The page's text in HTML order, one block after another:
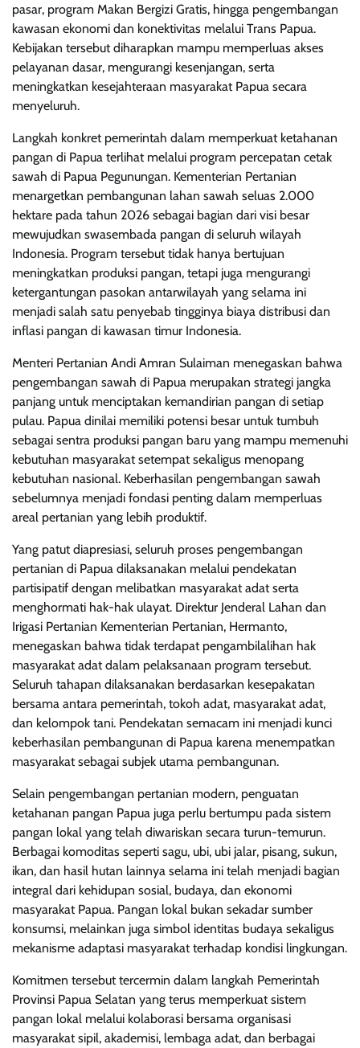
pasar, program Makan Bergizi Gratis, hingga pengembangan
kawasan ekonomi dan konektivitas melalui Trans Papua.
Kebijakan tersebut diharapkan mampu memperluas akses
pelayanan dasar, mengurangi kesenjangan, serta
meningkatkan kesejahteraan masyarakat Papua secara
menyeluruh.
Langkah konkret pemerintah dalam memperkuat ketahanan
pangan di Papua terlihat melalui program percepatan cetak
sawah di Papua Pegunungan. Kementerian Pertanian
menargetkan pembangunan lahan sawah seluas 2.000
hektare pada tahun 2026 sebagai bagian dari visi besar
mewujudkan swasembada pangan di seluruh wilayah
Indonesia. Program tersebut tidak hanya bertujuan
meningkatkan produksi pangan, tetapi juga mengurangi
ketergantungan pasokan antarwilayah yang selama ini
menjadi salah satu penyebab tingginya biaya distribusi dan
inflasi pangan di kawasan timur Indonesia.
Menteri Pertanian Andi Amran Sulaiman menegaskan bahwa
pengembangan sawah di Papua merupakan strategi jangka
panjang untuk menciptakan kemandirian pangan di setiap
pulau. Papua dinilai memiliki potensi besar untuk tumbuh
sebagai sentra produksi pangan baru yang mampu memenuhi
kebutuhan masyarakat setempat sekaligus menopang
kebutuhan nasional. Keberhasilan pengembangan sawah
sebelumnya menjadi fondasi penting dalam memperluas
areal pertanian yang lebih produktif.
Yang patut diapresiasi, seluruh proses pengembangan
pertanian di Papua dilaksanakan melalui pendekatan
partisipatif dengan melibatkan masyarakat adat serta
menghormati hak-hak ulayat. Direktur Jenderal Lahan dan
Irigasi Pertanian Kementerian Pertanian, Hermanto,
menegaskan bahwa tidak terdapat pengambilalihan hak
masyarakat adat dalam pelaksanaan program tersebut.
Seluruh tahapan dilaksanakan berdasarkan kesepakatan
bersama antara pemerintah, tokoh adat, masyarakat adat,
dan kelompok tani. Pendekatan semacam ini menjadi kunci
keberhasilan pembangunan di Papua karena menempatkan
masyarakat sebagai subjek utama pembangunan.
Selain pengembangan pertanian modern, penguatan
ketahanan pangan Papua juga perlu bertumpu pada sistem
pangan lokal yang telah diwariskan secara turun-temurun.
Berbagai komoditas seperti sagu, ubi, ubi jalar, pisang, sukun,
ikan, dan hasil hutan lainnya selama ini telah menjadi bagian
integral dari kehidupan sosial, budaya, dan ekonomi
masyarakat Papua. Pangan lokal bukan sekadar sumber
konsumsi, melainkan juga simbol identitas budaya sekaligus
mekanisme adaptasi masyarakat terhadap kondisi lingkungan.
Komitmen tersebut tercermin dalam langkah Pemerintah
Provinsi Papua Selatan yang terus memperkuat sistem
pangan lokal melalui kolaborasi bersama organisasi
masyarakat sipil, akademisi, lembaga adat, dan berbagai